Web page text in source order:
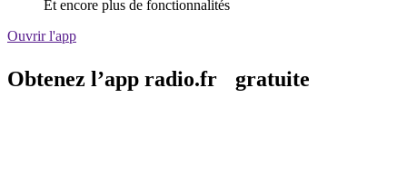
Et encore plus de fonctionnalités
Ouvrir l'app
Obtenez l’app radio.fr gratuite